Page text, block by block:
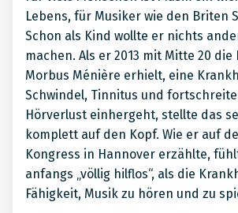
Lebens, für Musiker wie den Briten
Schon als Kind wollte er nichts
machen. Als er 2013 mit Mitte 20 die
Morbus Ménière erhielt, eine
Schwindel, Tinnitus und
Hörverlust einhergeht, stellte das
komplett auf den Kopf. Wie er auf
Kongress in Hannover erzählte,
anfangs „völlig hilflos“, als die
Fähigkeit, Musik zu hören und zu